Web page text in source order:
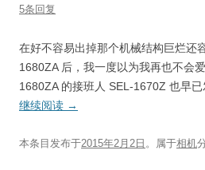
5条回复
在好不容易出掉那个机械结构巨烂还
1680ZA 后，我一度以为我再也不会
1680ZA 的接班人 SEL-1670Z 也早已
继续阅读 →
本条目发布于2015年2月2日 。属于相机